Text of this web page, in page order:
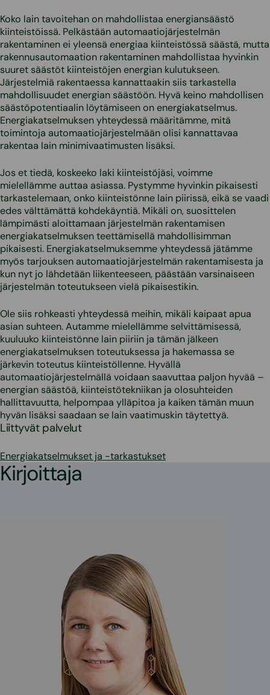
Koko lain tavoitehan on mahdollistaa energiansäästö
kiinteistöissä. Pelkästään automaatiojärjestelmän
rakentaminen ei yleensä energiaa kiinteistössä säästä, mutta
rakennusautomaation rakentaminen mahdollistaa hyvinkin
suuret säästöt kiinteistöjen energian kulutukseen.
Järjestelmiä rakentaessa kannattaakin siis tarkastella
mahdollisuudet energian säästöön. Hyvä keino mahdollisen
säästöpotentiaalin löytämiseen on energiakatselmus.
Energiakatselmuksen yhteydessä määritämme, mitä
toimintoja automaatiojärjestelmään olisi kannattavaa
rakentaa lain minimivaatimusten lisäksi.
Jos et tiedä, koskeeko laki kiinteistöjäsi, voimme
mielellämme auttaa asiassa. Pystymme hyvinkin pikaisesti
tarkastelemaan, onko kiinteistönne lain piirissä, eikä se vaadi
edes välttämättä kohdekäyntiä. Mikäli on, suosittelen
lämpimästi aloittamaan järjestelmän rakentamisen
energiakatselmuksen teettämisellä mahdollisimman
pikaisesti. Energiakatselmuksemme yhteydessä jätämme
myös tarjouksen automaatiojärjestelmän rakentamisesta ja
kun nyt jo lähdetään liikenteeseen, päästään varsinaiseen
järjestelmän toteutukseen vielä pikaisestikin.
Ole siis rohkeasti yhteydessä meihin, mikäli kaipaat apua
asian suhteen. Autamme mielellämme selvittämisessä,
kuuluuko kiinteistönne lain piiriin ja tämän jälkeen
energiakatselmuksen toteutuksessa ja hakemassa se
järkevin toteutus kiinteistöllenne. Hyvällä
automaatiojärjestelmällä voidaan saavuttaa paljon hyvää –
energian säästöä, kiinteistötekniikan ja olosuhteiden
hallittavuutta, helpompaa ylläpitoa ja kaiken tämän muun
hyvän lisäksi saadaan se lain vaatimuskin täytettyä.
Liittyvät palvelut
Energiakatselmukset ja -tarkastukset
Kirjoittaja